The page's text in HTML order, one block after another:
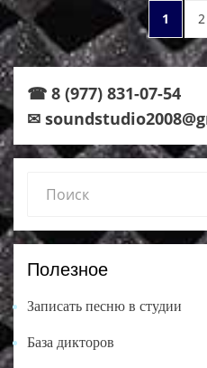
Пагинация
записей
PAGE
1 2
☎ 8 (977) 831-07-54
✉
for:
Полезное
Записать песню в студии
База дикторов